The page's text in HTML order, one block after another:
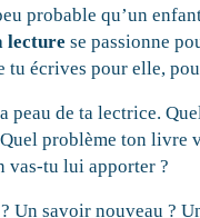
probable qu’un
lecture se passionne
tu écrives pour elle,
peau de ta lectrice.
problème ton livre
vas-tu lui apporter ?
? Un savoir nouveau ?